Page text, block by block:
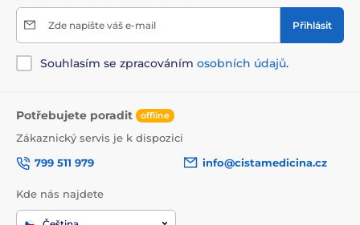
Zde napište váš e-mail Přihlásit
Souhlasím se zpracováním osobních údajů.
Potřebujete poradit offline
Zákaznický servis je k dispozici
799 511 979
info@cistamedicina.cz
Kde nás najdete